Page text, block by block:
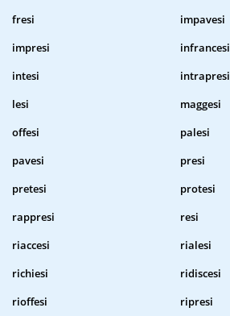
fresi
impavesi
impresi
infrancesi
intesi
intrapresi
lesi
maggesi
offesi
palesi
pavesi
presi
pretesi
protesi
rappresi
resi
riaccesi
rialesi
richiesi
ridiscesi
rioffesi
ripresi